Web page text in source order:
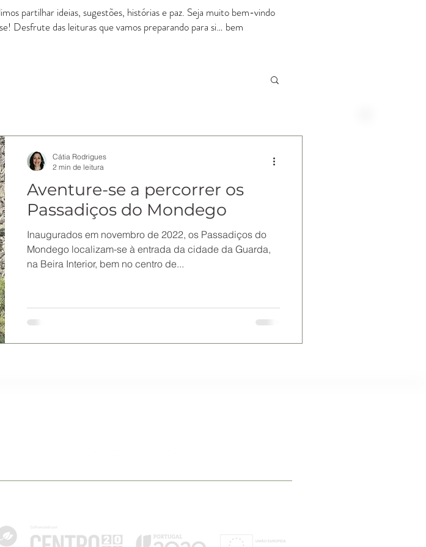
partilhar ideias, sugestões, histórias e paz. Seja muito bem-vindo
Desfrute das leituras que vamos preparando para si… bem
Aventure-se a percorrer os
Passadiços do Mondego
Inaugurados em novembro de 2022, os Passadiços do
Mondego localizam-se à entrada da cidade da Guarda,
na Beira Interior, bem no centro de...
Cátia Rodrigues
2 min de leitura